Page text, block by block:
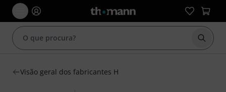
Iniciar
Visão geral dos fabricantes H